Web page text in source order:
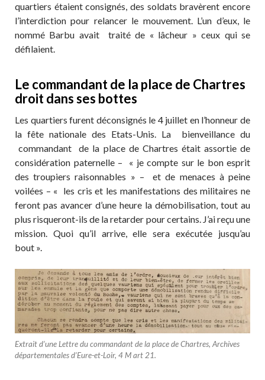
quartiers étaient consignés, des soldats bravèrent encore
l’interdiction pour relancer le mouvement. L’un d’eux, le
nommé Barbu avait traité de « lâcheur » ceux qui se
défilaient.
Le commandant de la place de Chartres
droit dans ses bottes
Les quartiers furent déconsignés le 4 juillet en l’honneur de
la fête nationale des Etats-Unis. La bienveillance du
commandant de la place de Chartres était assortie de
considération paternelle – « je compte sur le bon esprit
des troupiers raisonnables » – et de menaces à peine
voilées – « les cris et les manifestations des militaires ne
feront pas avancer d’une heure la démobilisation, tout au
plus risqueront-ils de la retarder pour certains. J’ai reçu une
mission. Quoi qu’il arrive, elle sera exécutée jusqu’au
bout ».
Extrait d’une Lettre du commandant de la place de Chartres, Archives
départementales d’Eure-et-Loir, 4 M art 21.